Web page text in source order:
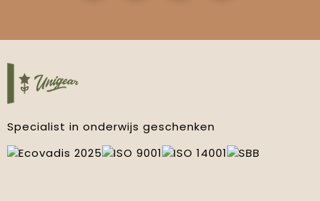
Specialist in onderwijs geschenken